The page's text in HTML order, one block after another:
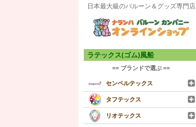
日本最大級のバルーン＆グッズ専門店
ラテックス(ゴム)風船
== ブランドで選ぶ ==
センペルテックス
タフテックス
リオテックス